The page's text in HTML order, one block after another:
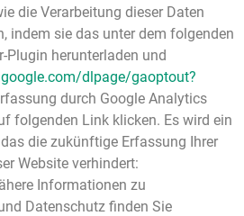
die Verarbeitung dieser Daten
indem sie das unter dem folgenden
Plugin herunterladen und
dlpage/gaoptout?
durch Google Analytics
folgenden Link klicken. Es wird ein
die zukünftige Erfassung Ihrer
Website verhindert:
Informationen zu
Datenschutz finden Sie